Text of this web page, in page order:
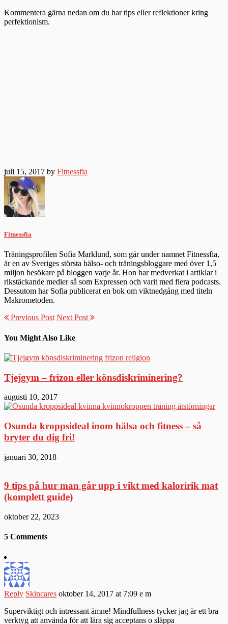
Kommentera gärna nedan om du har tips eller reflektioner kring
perfektionism.
juli 15, 2017 by Fitnessfia
Fitnessfia
Träningsprofilen Sofia Marklund, som går under namnet Fitnessfia,
är en av Sveriges största hälso- och träningsbloggare med över 1,5
miljon besökare på bloggen varje år. Hon har medverkat i artiklar i
rikstäckande medier så som Expressen och varit med flera podcasts.
Dessutom har Sofia publicerat en bok om viktnedgång med titeln
Makrometoden.
Previous Post Next Post
You Might Also Like
Tjejgym – frizon eller könsdiskriminering?
augusti 10, 2017
Osunda kroppsideal inom hälsa och fitness – så
bryter du dig fri!
januari 30, 2018
9 tips på hur man går upp i vikt med kaloririk mat
(komplett guide)
oktober 22, 2023
5 Comments
Reply Skincares oktober 14, 2017 at 7:09 e m
Superviktigt och intressant ämne! Mindfullness tycker jag är ett bra
verktyg att använda för att lära sig acceptans o släppa